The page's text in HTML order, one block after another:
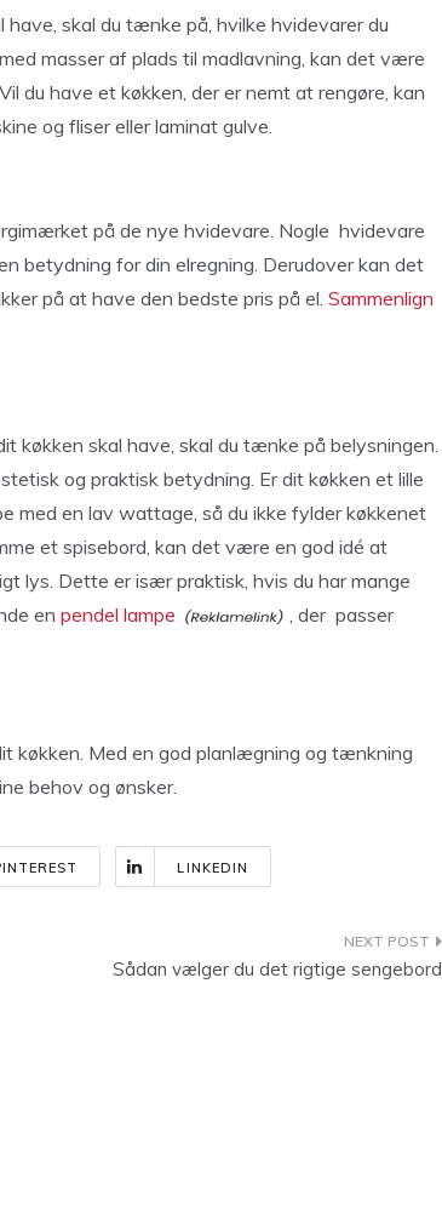
skal du tænke på, hvilke hvidevarer du
masser af plads til madlavning, kan det være
du have et køkken, der er nemt at rengøre, kan
og fliser eller laminat gulve.
på de nye hvidevare. Nogle hvidevare
betydning for din elregning. Derudover kan det
på at have den bedste pris på el. Sammenlign
køkken skal have, skal du tænke på belysningen.
og praktisk betydning. Er dit køkken et lille
med en lav wattage, så du ikke fylder køkkenet
et spisebord, kan det være en god idé at
lys. Dette er især praktisk, hvis du har mange
en pendel lampe
, der passer
køkken. Med en god planlægning og tænkning
behov og ønsker.
LINKEDIN
Sådan vælger du det rigtige sengebord